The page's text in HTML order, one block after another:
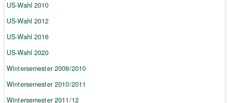
US-Wahl 2010
US-Wahl 2012
US-Wahl 2016
US-Wahl 2020
Wintersemester 2009/2010
Wintersemester 2010/2011
Wintersemester 2011/12